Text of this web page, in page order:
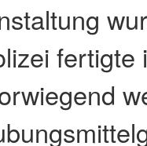
fertigte